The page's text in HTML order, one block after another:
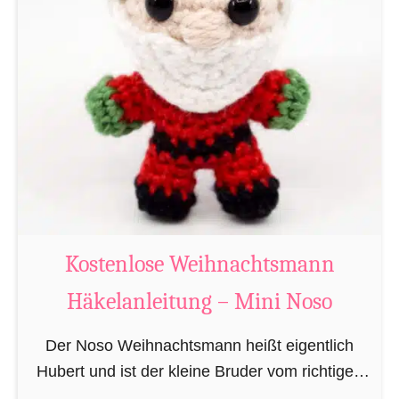
i
g
u
r
u
m
i
B
i
e
r
ä
k
Kostenlose Weihnachtsmann
Häkelanleitung – Mini Noso
Der Noso Weihnachtsmann heißt eigentlich
Hubert und ist der kleine Bruder vom richtigen